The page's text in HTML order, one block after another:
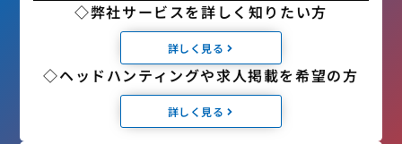
◇弊社サービスを詳しく知りたい方
詳しく見る
◇ヘッドハンティングや求人掲載を希望の方
詳しく見る